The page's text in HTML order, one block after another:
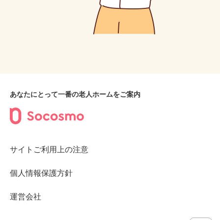
あなたにとって一番の老人ホームをご案内
サイトご利用上の注意
個人情報保護方針
運営会社